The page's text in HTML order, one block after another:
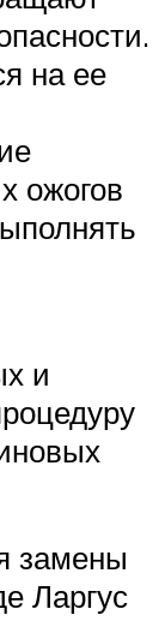
на ее
ожогов
и
замены
Ларгус